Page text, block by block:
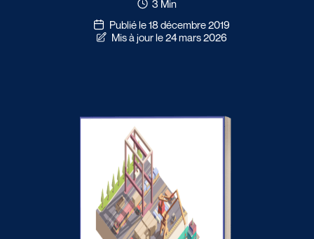
3 Min
Publié le 18 décembre 2019
Mis à jour le 24 mars 2026